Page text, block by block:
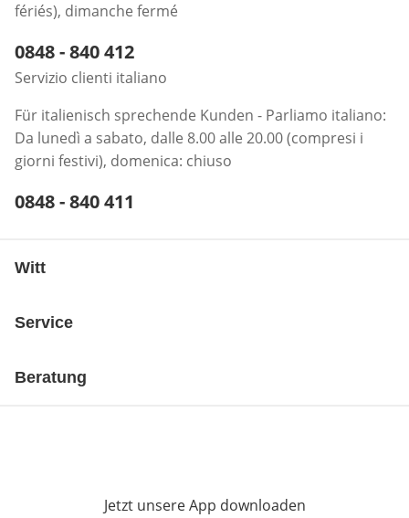
fériés), dimanche fermé
Telefonnummer:
0848 - 840 412
Servizio clienti italiano
Für italienisch sprechende Kunden - Parliamo italiano:
Da lunedì a sabato, dalle 8.00 alle 20.00 (compresi i
giorni festivi), domenica: chiuso
Telefonnummer:
0848 - 840 411
Witt
Service
Beratung
Jetzt unsere App downloaden